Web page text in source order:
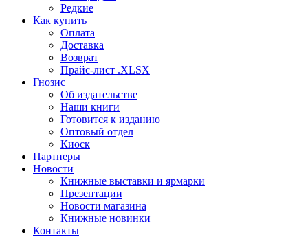
Редкие
Как купить
Оплата
Доставка
Возврат
Прайс-лист .XLSX
Гнозис
Об издательстве
Наши книги
Готовится к изданию
Оптовый отдел
Киоск
Партнеры
Новости
Книжные выставки и ярмарки
Презентации
Новости магазина
Книжные новинки
Контакты